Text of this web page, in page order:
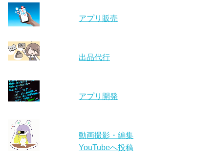
アプリ販売
出品代行
アプリ開発
動画撮影・編集
YouTubeへ投稿